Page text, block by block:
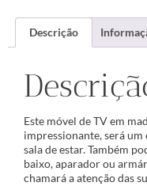
Descrição
Este móvel de TV em
impressionante, será
sala de estar. Também
baixo, aparador ou
chamará a atenção das